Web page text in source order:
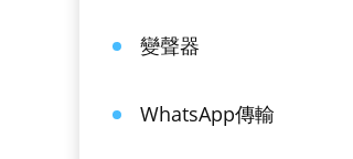
變聲器
WhatsApp傳輸